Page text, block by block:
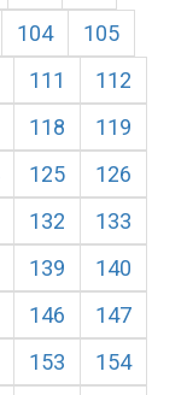
104
105
111
112
118
119
125
126
132
133
139
140
146
147
153
154